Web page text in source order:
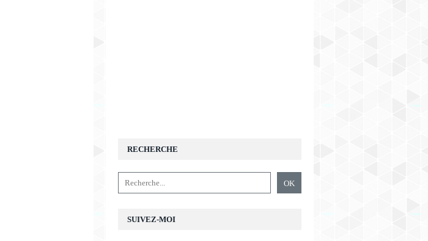
SUIVEZ-MOI
RECHERCHE